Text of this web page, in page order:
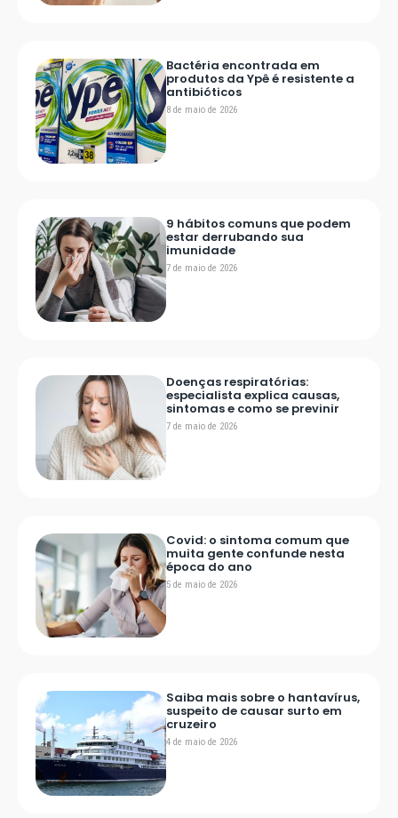
Bactéria encontrada em
produtos da Ypê é resistente a
antibióticos
8 de maio de 2026
9 hábitos comuns que podem
estar derrubando sua
imunidade
7 de maio de 2026
Doenças respiratórias:
especialista explica causas,
sintomas e como se previnir
7 de maio de 2026
Covid: o sintoma comum que
muita gente confunde nesta
época do ano
5 de maio de 2026
Saiba mais sobre o hantavírus,
suspeito de causar surto em
cruzeiro
4 de maio de 2026